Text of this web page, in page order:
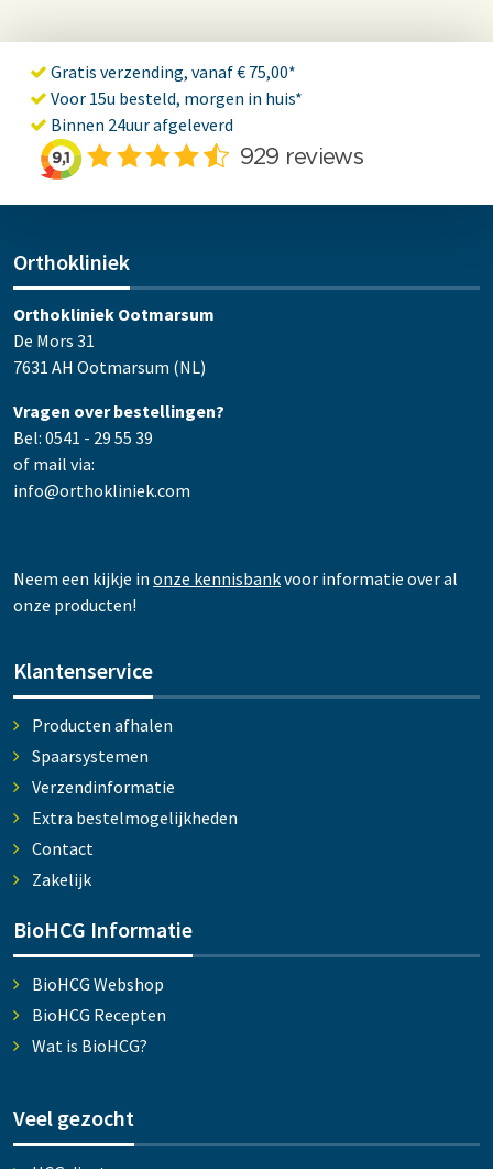
Gratis verzending, vanaf € 75,00*
Voor 15u besteld, morgen in huis*
Binnen 24uur afgeleverd
Orthokliniek
Orthokliniek Ootmarsum
De Mors 31
7631 AH Ootmarsum (NL)
Vragen over bestellingen?
Bel: 0541 - 29 55 39
of mail via:
info@orthokliniek.com
Neem een kijkje in onze kennisbankvoor informatie over al
onze producten!
Klantenservice
Producten afhalen
Spaarsystemen
Verzendinformatie
Extra bestelmogelijkheden
Contact
Zakelijk
BioHCG Informatie
BioHCG Webshop
BioHCG Recepten
Wat is BioHCG?
Veel gezocht